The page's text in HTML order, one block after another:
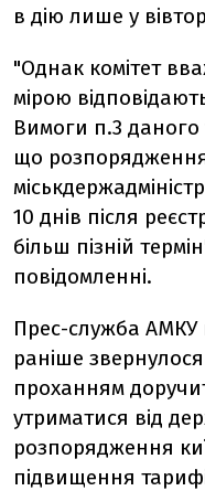
в дію лише у
"Однак комітет
мірою
Вимоги п.3 даного
що розпорядження
10 днів після
більш пізній
повідомленні.
Прес-служба АМКУ
раніше звернулося
проханням
утриматися від
розпорядження
підвищення